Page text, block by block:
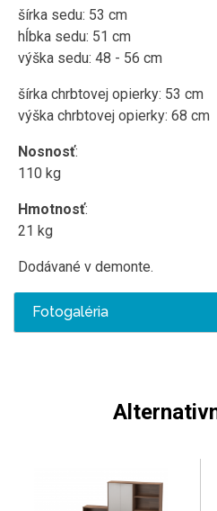
šírka sedu: 53 cm
hĺbka sedu: 51 cm
výška sedu: 48 - 56 cm
šírka chrbtovej opierky: 53 cm
výška chrbtovej opierky: 68 cm
Nosnosť:
110 kg
Hmotnosť:
21 kg
Dodávané v demonte.
Fotogaléria